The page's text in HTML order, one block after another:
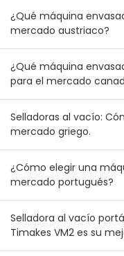
¿Qué máquina
mercado austriaco?
¿Qué máquina
para el mercado
Selladoras al vacío:
mercado griego.
¿Cómo elegir una
mercado portugués?
Selladora al vacío
Timakes VM2 es su